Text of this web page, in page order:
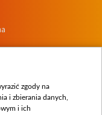
zgody na
i zbierania danych,
i ich